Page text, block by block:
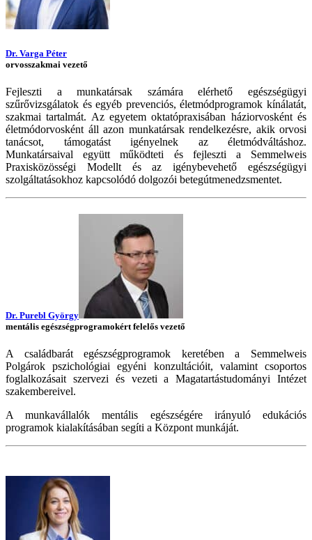
Dr. Varga Péter
orvosszakmai vezető
Fejleszti a munkatársak számára elérhető egészségügyi
szűrővizsgálatok és egyéb prevenciós, életmódprogramok kínálatát,
szakmai tartalmát. Az egyetem oktatópraxisában háziorvosként és
életmódorvosként áll azon munkatársak rendelkezésre, akik orvosi
tanácsot, támogatást igényelnek az életmódváltáshoz.
Munkatársaival együtt működteti és fejleszti a Semmelweis
Praxisközösségi Modellt és az igénybevehető egészségügyi
szolgáltatásokhoz kapcsolódó dolgozói betegútmenedzsmentet.
Dr. Purebl György
mentális egészségprogramokért felelős vezető
A családbarát egészségprogramok keretében a Semmelweis
Polgárok pszichológiai egyéni konzultációit, valamint csoportos
foglalkozásait szervezi és vezeti a Magatartástudományi Intézet
szakembereivel.
A munkavállalók mentális egészségére irányuló edukációs
programok kialakításában segíti a Központ munkáját.